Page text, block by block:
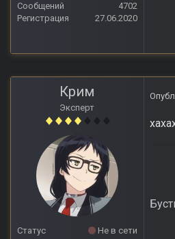
Сообщений
4702
Регистрация
27.06.2020
Крим
Эксперт
Статус
Не в сети